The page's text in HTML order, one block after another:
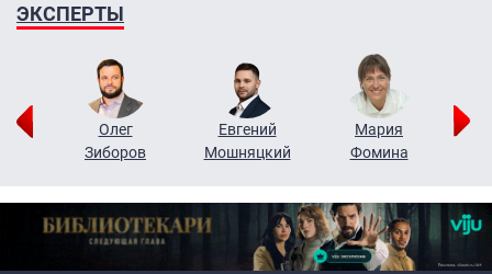
ЭКСПЕРТЫ
Олег
Зиборов
Евгений
Мошняцкий
Мария
Фомина